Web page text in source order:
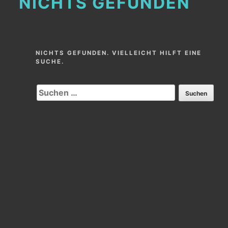
NICHTS GEFUNDEN. VIELLEICHT HILFT EINE
SUCHE.
SUCHEN
NACH: